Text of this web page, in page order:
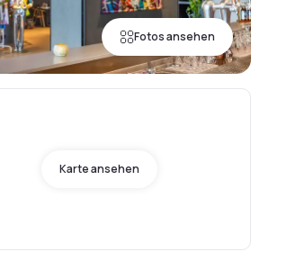
Fotos ansehen
Karte ansehen